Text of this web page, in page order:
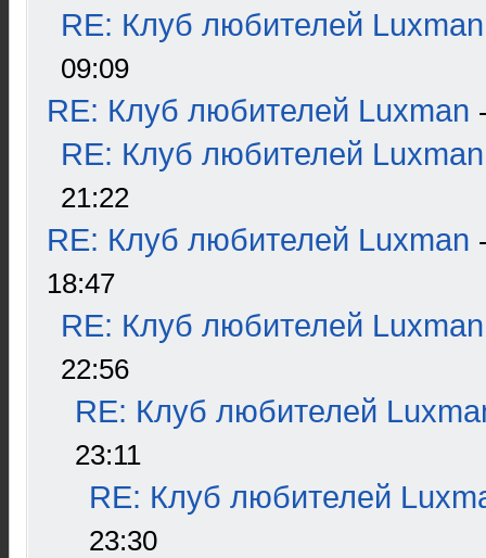
RE: Клуб любителей Luxman
09:09
RE: Клуб любителей Luxman
RE: Клуб любителей Luxman
21:22
RE: Клуб любителей Luxman
18:47
RE: Клуб любителей Luxman
22:56
RE: Клуб любителей
23:11
RE: Клуб любителей
23:30